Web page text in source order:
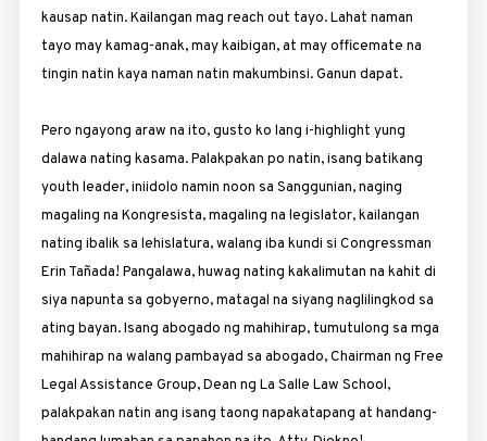
kausap natin. Kailangan mag reach out tayo. Lahat naman
tayo may kamag-anak, may kaibigan, at may officemate na
tingin natin kaya naman natin makumbinsi. Ganun dapat.
Pero ngayong araw na ito, gusto ko lang i-highlight yung
dalawa nating kasama. Palakpakan po natin, isang batikang
youth leader, iniidolo namin noon sa Sanggunian, naging
magaling na Kongresista, magaling na legislator, kailangan
nating ibalik sa lehislatura, walang iba kundi si Congressman
Erin Tañada! Pangalawa, huwag nating kakalimutan na kahit di
siya napunta sa gobyerno, matagal na siyang naglilingkod sa
ating bayan. Isang abogado ng mahihirap, tumutulong sa mga
mahihirap na walang pambayad sa abogado, Chairman ng Free
Legal Assistance Group, Dean ng La Salle Law School,
palakpakan natin ang isang taong napakatapang at handang-